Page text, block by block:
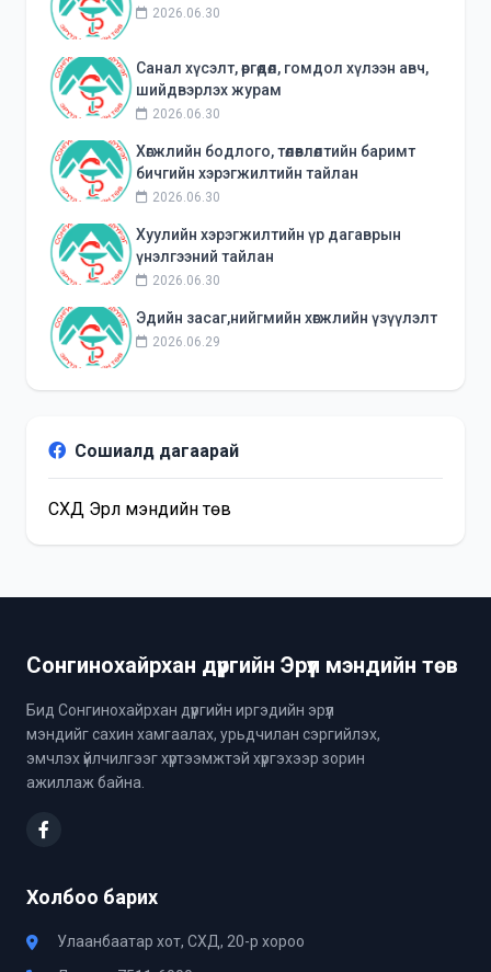
2026.06.30
Санал хүсэлт, өргөдөл, гомдол хүлээн авч,
шийдвэрлэх журам
2026.06.30
Хөгжлийн бодлого, төлөвлөлтийн баримт
бичгийн хэрэгжилтийн тайлан
2026.06.30
Хуулийн хэрэгжилтийн үр дагаврын
үнэлгээний тайлан
2026.06.30
Эдийн засаг,нийгмийн хөгжлийн үзүүлэлт
2026.06.29
Сошиалд дагаарай
СХД Эрүүл мэндийн төв
Сонгинохайрхан дүүргийн Эрүүл мэндийн төв
Бид Сонгинохайрхан дүүргийн иргэдийн эрүүл
мэндийг сахин хамгаалах, урьдчилан сэргийлэх,
эмчлэх үйлчилгээг хүртээмжтэй хүргэхээр зорин
ажиллаж байна.
Холбоо барих
Улаанбаатар хот, СХД, 20-р хороо